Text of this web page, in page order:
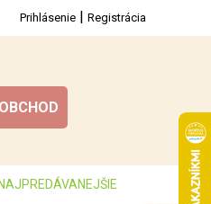
Prihlásenie | Registrácia
NAJPREDÁVANEJŠIE